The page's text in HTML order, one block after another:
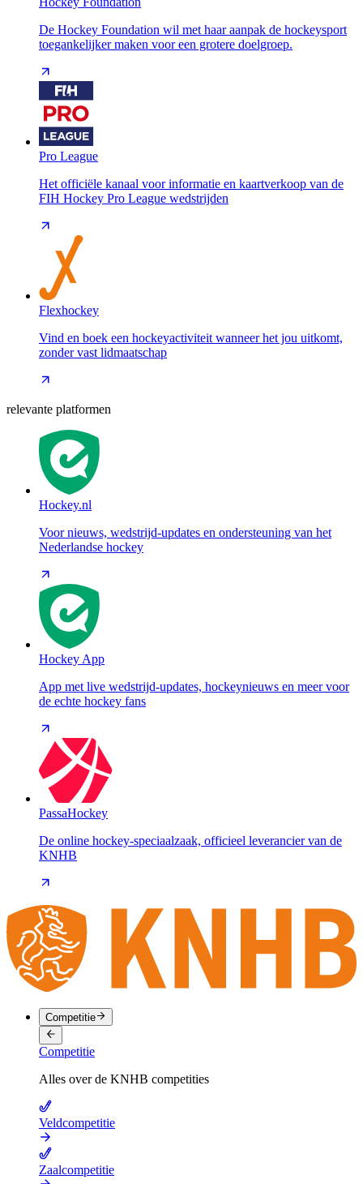
De Hockey Foundation wil met haar aanpak de hockeysport
toegankelijker maken voor een grotere doelgroep.
Pro League
Het officiële kanaal voor informatie en kaartverkoop van de
FIH Hockey Pro League wedstrijden
Flexhockey
Vind en boek een hockeyactiviteit wanneer het jou uitkomt,
zonder vast lidmaatschap
relevante platformen
Hockey.nl
Voor nieuws, wedstrijd-updates en ondersteuning van het
Nederlandse hockey
Hockey App
App met live wedstrijd-updates, hockeynieuws en meer voor
de echte hockey fans
PassaHockey
De online hockey-speciaalzaak, officieel leverancier van de
KNHB
Competitie
Competitie
Alles over de KNHB competities
Veldcompetitie
Zaalcompetitie